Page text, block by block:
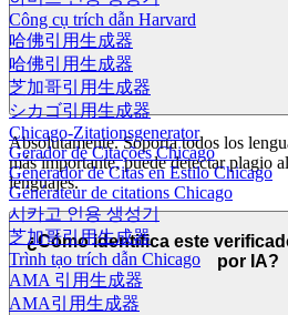
Công cụ trích dẫn Harvard
哈佛引用生成器
哈佛引用生成器
芝加哥引用生成器
シカゴ引用生成器
Chicago-Zitationsgenerator
Gerador de Citações Chicago
Generador de Citas en Estilo Chicago
Générateur de citations Chicago
시카고 인용 생성기
芝加哥引用生成器
Trình tạo trích dẫn Chicago
AMA 引用生成器
AMA引用生成器
Absolutamente. Soporta todos los
más importante, puede detectar plagio
lenguajes.
¿Cómo identifica este
por IA?